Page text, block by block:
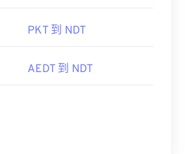
PKT 到 NDT
AEDT 到 NDT